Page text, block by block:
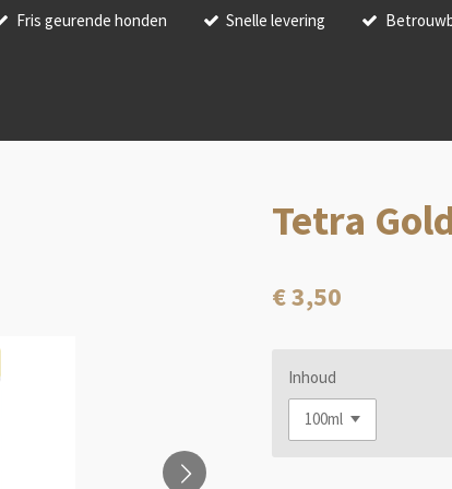
Fris geurende honden Snelle levering
Tetra
€ 3,50
Inhoud